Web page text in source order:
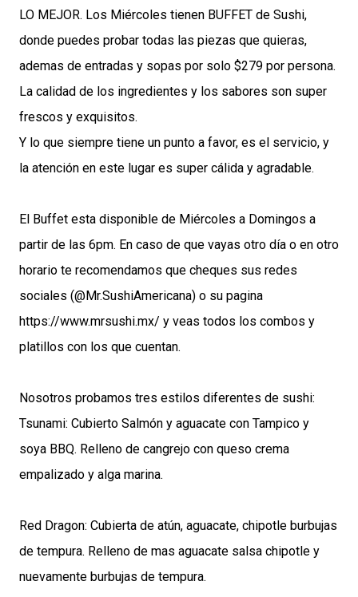
LO MEJOR. Los Miércoles tienen BUFFET de Sushi,
donde puedes probar todas las piezas que quieras,
ademas de entradas y sopas por solo $279 por persona.
La calidad de los ingredientes y los sabores son super
frescos y exquisitos.
Y lo que siempre tiene un punto a favor, es el servicio, y
la atención en este lugar es super cálida y agradable.
El Buffet esta disponible de Miércoles a Domingos a
partir de las 6pm. En caso de que vayas otro día o en otro
horario te recomendamos que cheques sus redes
sociales (@Mr.SushiAmericana) o su pagina
https://www.mrsushi.mx/ y veas todos los combos y
platillos con los que cuentan.
Nosotros probamos tres estilos diferentes de sushi:
Tsunami: Cubierto Salmón y aguacate con Tampico y
soya BBQ. Relleno de cangrejo con queso crema
empalizado y alga marina.
Red Dragon: Cubierta de atún, aguacate, chipotle burbujas
de tempura. Relleno de mas aguacate salsa chipotle y
nuevamente burbujas de tempura.